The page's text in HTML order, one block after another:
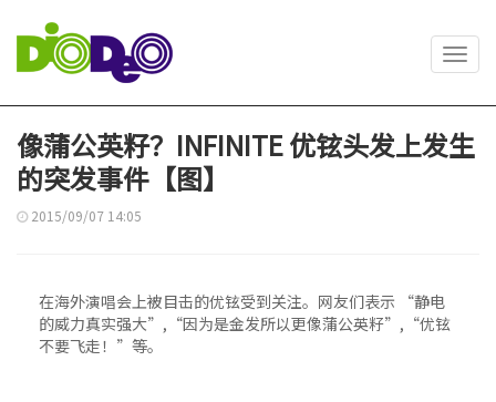
像蒲公英籽？INFINITE 优铉头发上发生
的突发事件【图】
2015/09/07 14:05
在海外演唱会上被目击的优铉受到关注。网友们表示 “静电
的威力真实强大”,“因为是金发所以更像蒲公英籽”,“优铉
不要飞走！”等。